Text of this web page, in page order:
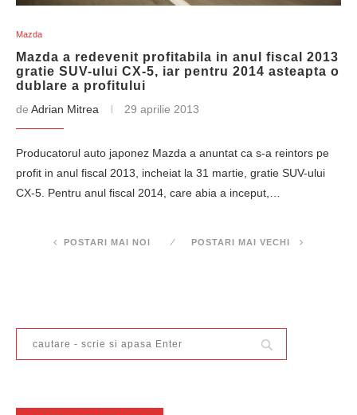
Mazda
Mazda a redevenit profitabila in anul fiscal 2013
gratie SUV-ului CX-5, iar pentru 2014 asteapta o
dublare a profitului
de Adrian Mitrea 29 aprilie 2013
Producatorul auto japonez Mazda a anuntat ca s-a reintors pe
profit in anul fiscal 2013, incheiat la 31 martie, gratie SUV-ului
CX-5. Pentru anul fiscal 2014, care abia a inceput,…
POSTARI MAI NOI POSTARI MAI VECHI